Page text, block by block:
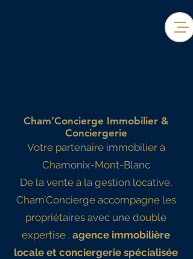
Cham’Concierge Immobilier &
Conciergerie
Votre partenaire immobilier à
Chamonix-Mont-Blanc
De la vente à la gestion locative,
Cham’Concierge accompagne les
propriétaires avec une double
expertise : agence immobilière
locale et conciergerie spécialisée